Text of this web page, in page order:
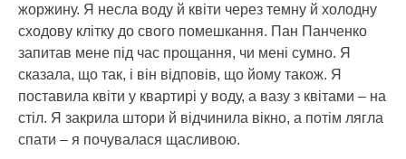
жоржину. Я несла воду й квіти через темну й холодну
сходову клітку до свого помешкання. Пан Панченко
запитав мене під час прощання, чи мені сумно. Я
сказала, що так, і він відповів, що йому також. Я
поставила квіти у квартирі у воду, а вазу з квітами – на
стіл. Я закрила штори й відчинила вікно, а потім лягла
спати – я почувалася щасливою.